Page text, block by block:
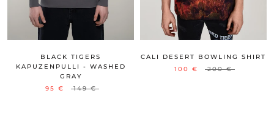
BLACK TIGERS
KAPUZENPULLI - WASHED
GRAY
95 €
149 €
CALI DESERT BOWLING SHIRT
100 €
200 €